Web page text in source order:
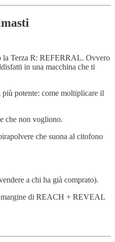
la Terza R: REFERRAL. Ovvero
in una macchina che ti
potente: come moltiplicare il
che non vogliono.
che suona al citofono
a chi ha già comprato).
margine di REACH + REVEAL